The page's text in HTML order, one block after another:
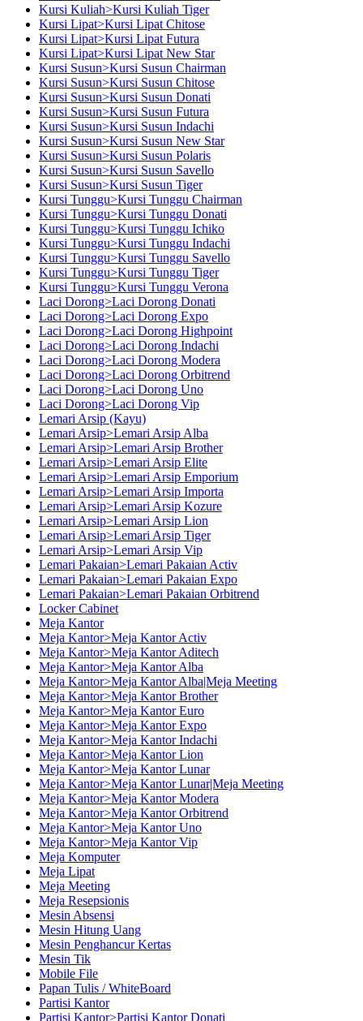
Kursi Kuliah>Kursi Kuliah Tiger
Kursi Lipat>Kursi Lipat Chitose
Kursi Lipat>Kursi Lipat Futura
Kursi Lipat>Kursi Lipat New Star
Kursi Susun>Kursi Susun Chairman
Kursi Susun>Kursi Susun Chitose
Kursi Susun>Kursi Susun Donati
Kursi Susun>Kursi Susun Futura
Kursi Susun>Kursi Susun Indachi
Kursi Susun>Kursi Susun New Star
Kursi Susun>Kursi Susun Polaris
Kursi Susun>Kursi Susun Savello
Kursi Susun>Kursi Susun Tiger
Kursi Tunggu>Kursi Tunggu Chairman
Kursi Tunggu>Kursi Tunggu Donati
Kursi Tunggu>Kursi Tunggu Ichiko
Kursi Tunggu>Kursi Tunggu Indachi
Kursi Tunggu>Kursi Tunggu Savello
Kursi Tunggu>Kursi Tunggu Tiger
Kursi Tunggu>Kursi Tunggu Verona
Laci Dorong>Laci Dorong Donati
Laci Dorong>Laci Dorong Expo
Laci Dorong>Laci Dorong Highpoint
Laci Dorong>Laci Dorong Indachi
Laci Dorong>Laci Dorong Modera
Laci Dorong>Laci Dorong Orbitrend
Laci Dorong>Laci Dorong Uno
Laci Dorong>Laci Dorong Vip
Lemari Arsip (Kayu)
Lemari Arsip>Lemari Arsip Alba
Lemari Arsip>Lemari Arsip Brother
Lemari Arsip>Lemari Arsip Elite
Lemari Arsip>Lemari Arsip Emporium
Lemari Arsip>Lemari Arsip Importa
Lemari Arsip>Lemari Arsip Kozure
Lemari Arsip>Lemari Arsip Lion
Lemari Arsip>Lemari Arsip Tiger
Lemari Arsip>Lemari Arsip Vip
Lemari Pakaian>Lemari Pakaian Activ
Lemari Pakaian>Lemari Pakaian Expo
Lemari Pakaian>Lemari Pakaian Orbitrend
Locker Cabinet
Meja Kantor
Meja Kantor>Meja Kantor Activ
Meja Kantor>Meja Kantor Aditech
Meja Kantor>Meja Kantor Alba
Meja Kantor>Meja Kantor Alba|Meja Meeting
Meja Kantor>Meja Kantor Brother
Meja Kantor>Meja Kantor Euro
Meja Kantor>Meja Kantor Expo
Meja Kantor>Meja Kantor Indachi
Meja Kantor>Meja Kantor Lion
Meja Kantor>Meja Kantor Lunar
Meja Kantor>Meja Kantor Lunar|Meja Meeting
Meja Kantor>Meja Kantor Modera
Meja Kantor>Meja Kantor Orbitrend
Meja Kantor>Meja Kantor Uno
Meja Kantor>Meja Kantor Vip
Meja Komputer
Meja Lipat
Meja Meeting
Meja Resepsionis
Mesin Absensi
Mesin Hitung Uang
Mesin Penghancur Kertas
Mesin Tik
Mobile File
Papan Tulis / WhiteBoard
Partisi Kantor
Partisi Kantor>Partisi Kantor Donati